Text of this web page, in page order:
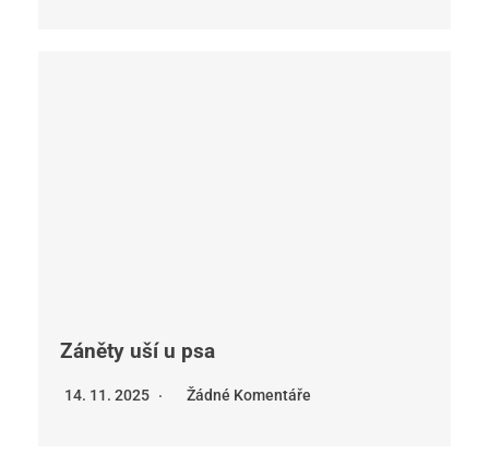
Záněty uší u psa
14. 11. 2025 Žádné Komentáře